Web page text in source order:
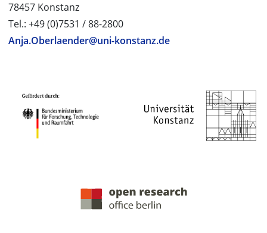
78457 Konstanz
Tel.: +49 (0)7531 / 88-2800
Anja.Oberlaender@uni-konstanz.de